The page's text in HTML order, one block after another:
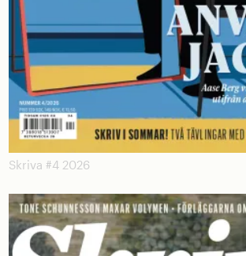
Skriva #4 2026